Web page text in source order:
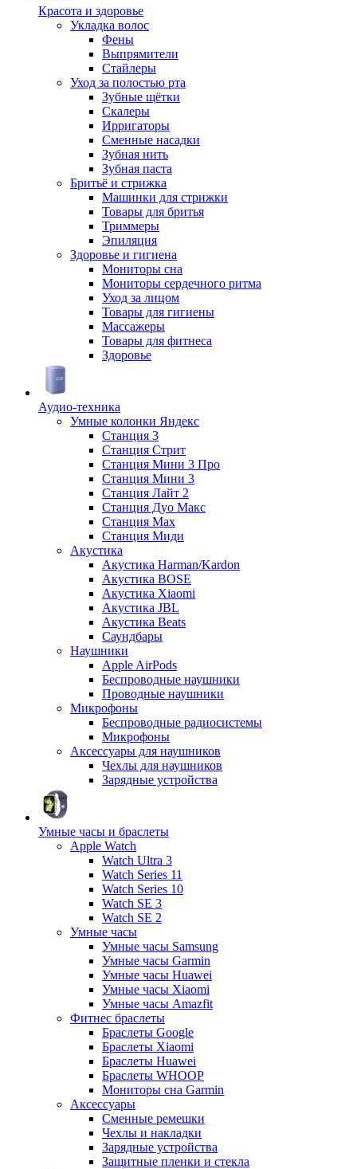
Красота и здоровье
Укладка волос
Фены
Выпрямители
Стайлеры
Уход за полостью рта
Зубные щётки
Скалеры
Ирригаторы
Сменные насадки
Зубная нить
Зубная паста
Бритьё и стрижка
Машинки для стрижки
Товары для бритья
Триммеры
Эпиляция
Здоровье и гигиена
Мониторы сна
Мониторы сердечного ритма
Уход за лицом
Товары для гигиены
Массажеры
Товары для фитнеса
Здоровье
Аудио-техника
Умные колонки Яндекс
Станция 3
Станция Стрит
Станция Мини 3 Про
Станция Мини 3
Станция Лайт 2
Станция Дуо Макс
Станция Max
Станция Миди
Акустика
Акустика Harman/Kardon
Акустика BOSE
Акустика Xiaomi
Акустика JBL
Акустика Beats
Саундбары
Наушники
Apple AirPods
Беспроводные наушники
Проводные наушники
Микрофоны
Беспроводные радиосистемы
Микрофоны
Аксессуары для наушников
Чехлы для наушников
Зарядные устройства
Умные часы и браслеты
Apple Watch
Watch Ultra 3
Watch Series 11
Watch Series 10
Watch SE 3
Watch SE 2
Умные часы
Умные часы Samsung
Умные часы Garmin
Умные часы Huawei
Умные часы Xiaomi
Умные часы Amazfit
Фитнес браслеты
Браслеты Google
Браслеты Xiaomi
Браслеты Huawei
Браслеты WHOOP
Мониторы сна Garmin
Аксессуары
Сменные ремешки
Чехлы и накладки
Зарядные устройства
Защитные пленки и стекла